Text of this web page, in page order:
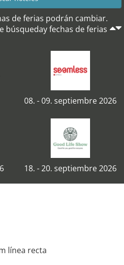
de ferias podrán cambiar.
búsqueday fechas de ferias
08. - 09. septiembre 2026
18. - 20. septiembre 2026
línea recta